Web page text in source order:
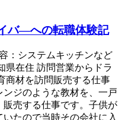
バ―への転職体験記
：システムキッチンなど
県在住 訪問営業からドラ
商材を訪問販売する仕事
ジのような教材を、一戸
売する仕事です。子供が
たので当時その会社に入